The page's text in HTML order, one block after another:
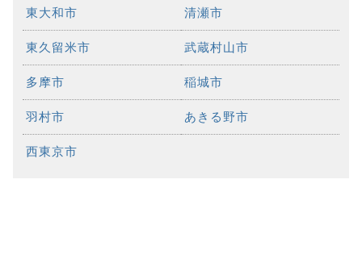
東大和市 清瀬市
東久留米市 武蔵村山市
多摩市 稲城市
羽村市 あきる野市
西東京市